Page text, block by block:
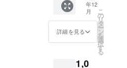
メール
にてお
送りさ
ただき
ます。
け先に
号・ご
住所) ご
き場
合、当
なりま
ディン
グのリ
だと
わから
様でお
メール
にてお
送りさ
せてい
け先に
ぜひお
試し下
さい☆
アル
ません
容量】
各２５
０ml
(７～１
０杯
分)
ハイ
ジナル
ラベル
の
★「横
浜クラ
フト
ラ」炭
年12
月
詳細を見る
こ
の
リ
タ
ー
ン
を
選
択
す
る
1,0